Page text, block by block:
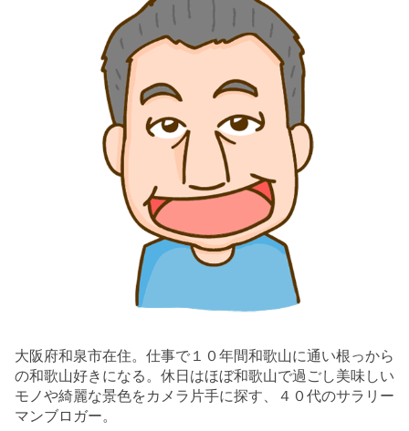
大阪府和泉市在住。仕事で１０年間和歌山に通い根っから
の和歌山好きになる。休日はほぼ和歌山で過ごし美味しい
モノや綺麗な景色をカメラ片手に探す、４０代のサラリー
マンブロガー。